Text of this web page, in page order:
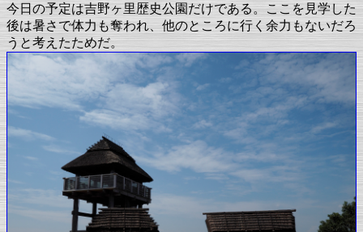
今日の予定は吉野ヶ里歴史公園だけである。ここを見学した
後は暑さで体力も奪われ、他のところに行く余力もないだろ
うと考えたためだ。